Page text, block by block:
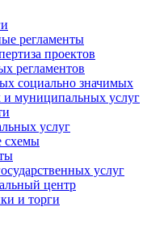
регламенты
проектов
регламентов
социально значимых
и муниципальных услуг
услуг
схемы
услуг
центр
и торги